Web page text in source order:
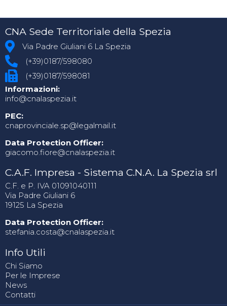
CNA Sede Territoriale della Spezia
Via Padre Giuliani 6 La Spezia
(+39)0187/598080
(+39)0187/598081
Informazioni:
info@cnalaspezia.it
PEC:
cnaprovinciale.sp@legalmail.it
Data Protection Officer:
giacomo.fiore@cnalaspezia.it
C.A.F. Impresa - Sistema C.N.A. La Spezia srl
C.F. e P. IVA 01091040111
Via Padre Giuliani 6
19125 La Spezia
Data Protection Officer:
stefania.costa@cnalaspezia.it
Info Utili
Chi Siamo
Per le Imprese
News
Contatti